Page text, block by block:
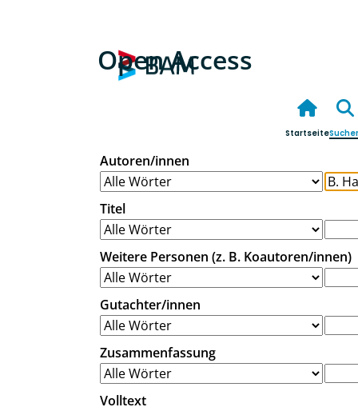
Open Access
Startseite
Autoren/innen
Titel
Weitere Personen (z. B. Koautoren/innen)
Gutachter/innen
Zusammenfassung
Volltext